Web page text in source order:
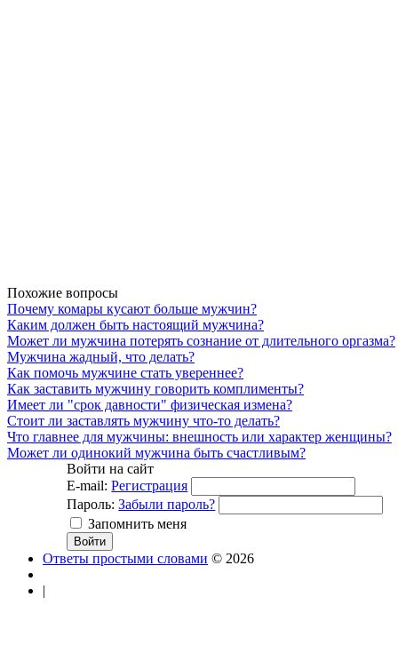
Похожие вопросы
Почему комары кусают больше мужчин?
Каким должен быть настоящий мужчина?
Может ли мужчина потерять сознание от длительного оргазма?
Мужчина жадный, что делать?
Как помочь мужчине стать увереннее?
Как заставить мужчину говорить комплименты?
Имеет ли "срок давности" физическая измена?
Стоит ли заставлять мужчину что-то делать?
Что главнее для мужчины: внешность или характер женщины?
Может ли одинокий мужчина быть счастливым?
Войти на сайт
E-mail: Регистрация
Пароль: Забыли пароль?
Запомнить меня
Ответы простыми словами © 2026
|